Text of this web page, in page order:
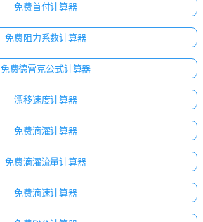
免费首付计算器
免费阻力系数计算器
免费德雷克公式计算器
漂移速度计算器
免费滴灌计算器
免费滴灌流量计算器
免费滴速计算器